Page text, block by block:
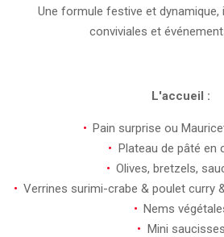
Une formule festive et dynamique,
conviviales et
L'accueil :
Pain surprise ou
Plateau de pâté en
Olives, bretzels,
Verrines surimi-crabe & poulet curry
Nems
Mini saucisses